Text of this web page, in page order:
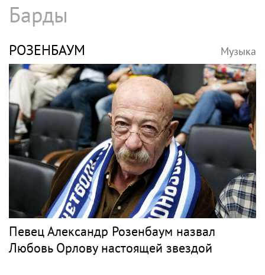
Барды
РОЗЕНБАУМ Музыка
Певец Александр Розенбаум назвал
Любовь Орлову настоящей звездой